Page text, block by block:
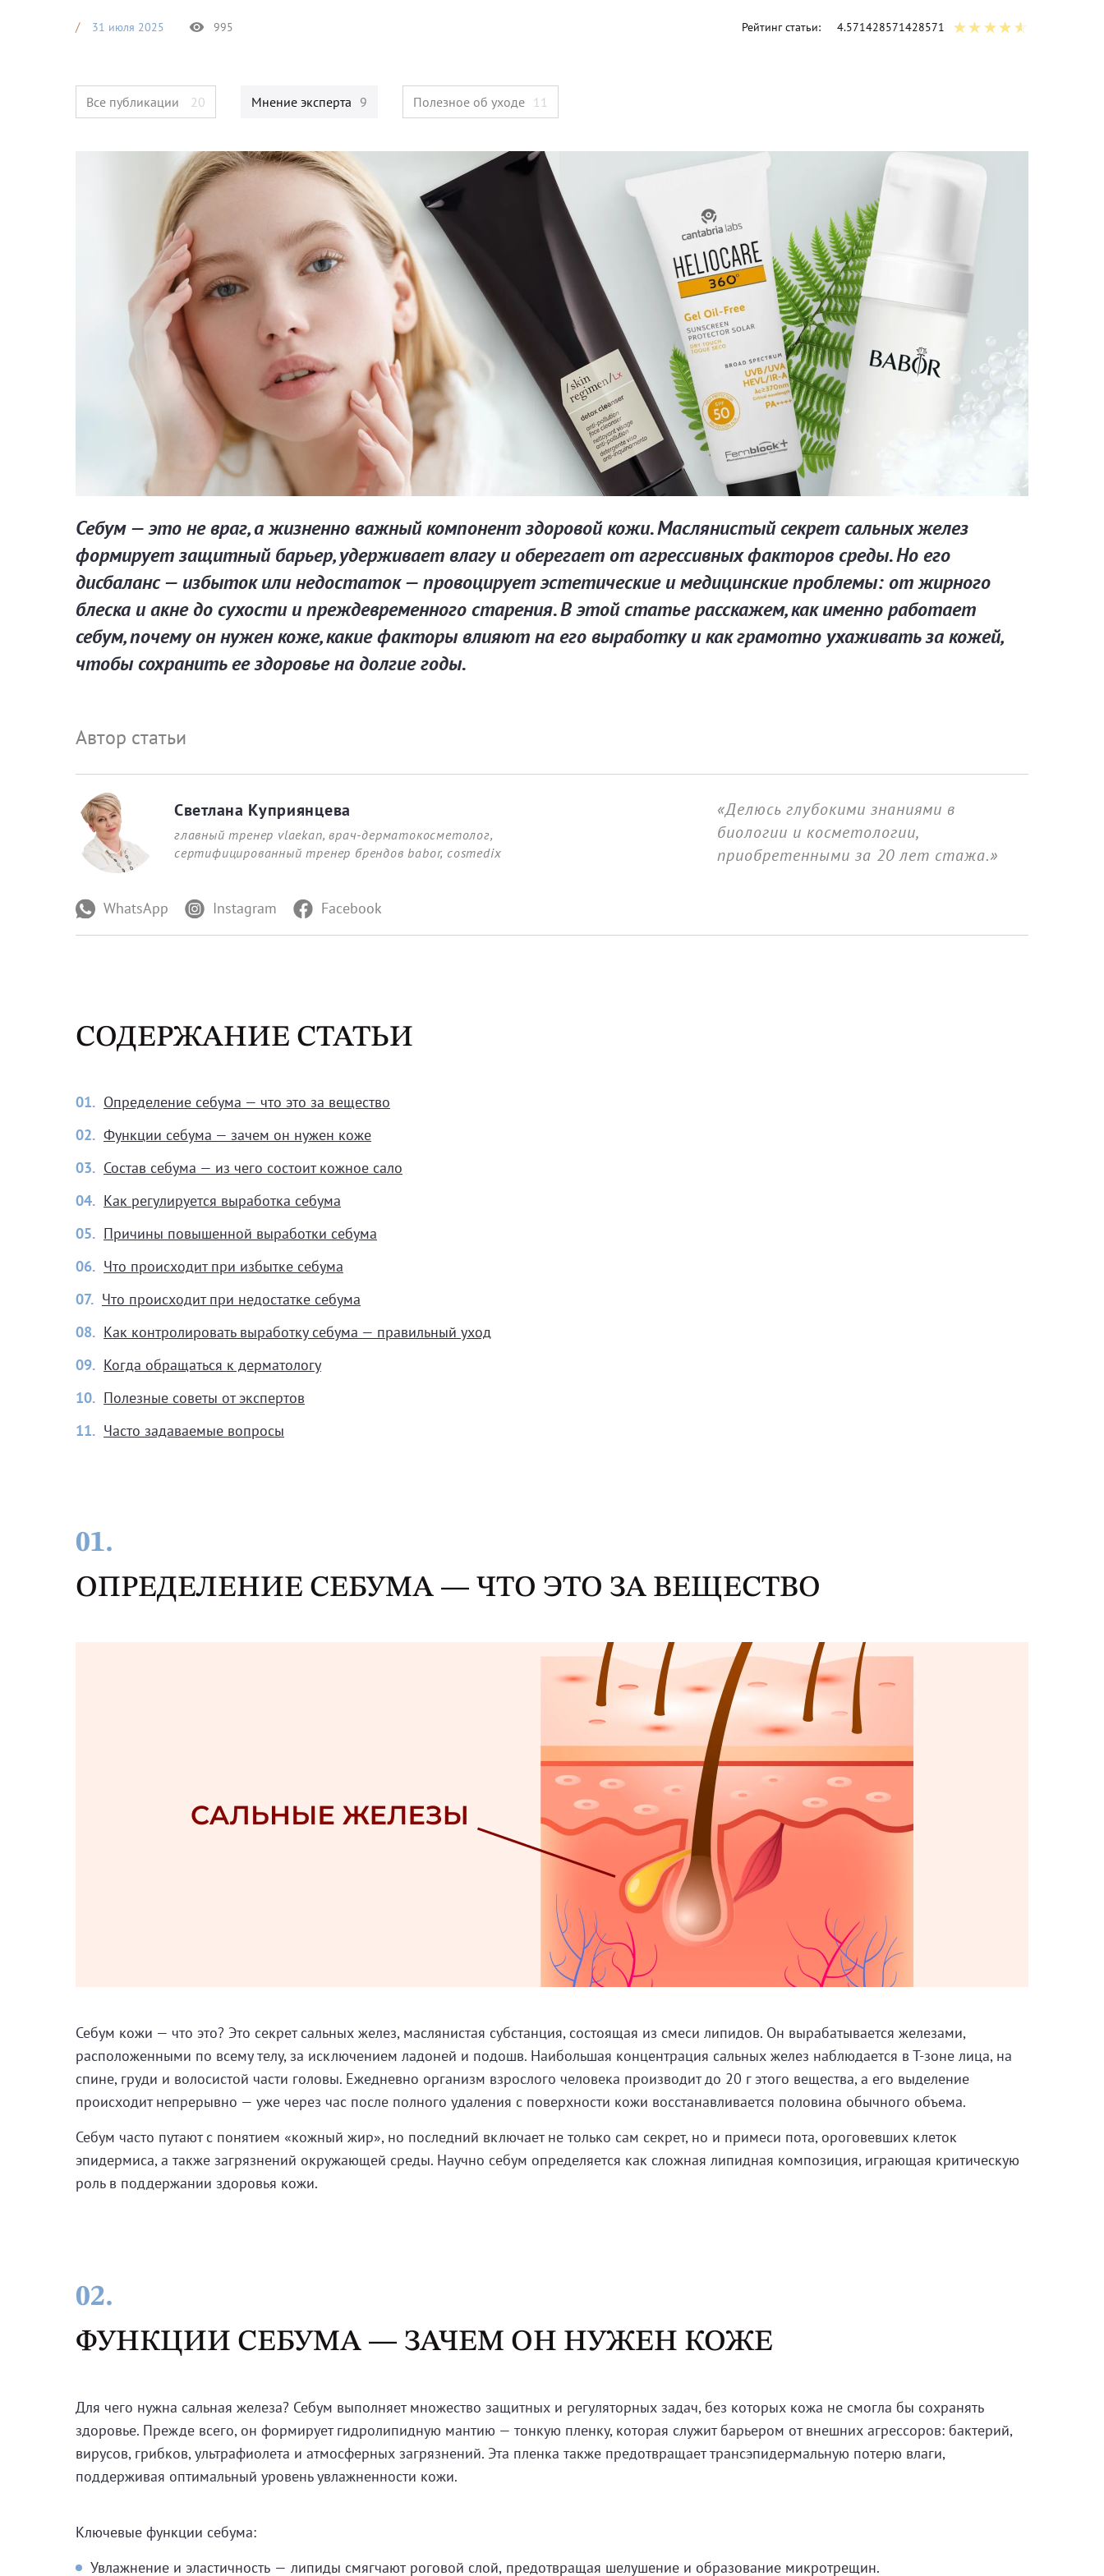
31 июля 2025 995 Рейтинг статьи: 4.571428571428571
Все публикации 20 Мнение эксперта 9 Полезное об уходе 11
Себум — это не враг, а жизненно важный компонент здоровой кожи. Маслянистый секрет сальных желез
формирует защитный барьер, удерживает влагу и оберегает от агрессивных факторов среды. Но его
дисбаланс — избыток или недостаток — провоцирует эстетические и медицинские проблемы: от жирного
блеска и акне до сухости и преждевременного старения. В этой статье расскажем, как именно работает
себум, почему он нужен коже, какие факторы влияют на его выработку и как грамотно ухаживать за кожей,
чтобы сохранить ее здоровье на долгие годы.
Автор статьи
Светлана Куприянцева
главный тренер vlaekan, врач-дерматокосметолог,
сертифицированный тренер брендов babor, cosmedix
«Делюсь глубокими знаниями в
биологии и косметологии,
приобретенными за 20 лет стажа.»
WhatsApp Instagram Facebook
СОДЕРЖАНИЕ СТАТЬИ
01. Определение себума — что это за вещество
02. Функции себума — зачем он нужен коже
03. Состав себума — из чего состоит кожное сало
04. Как регулируется выработка себума
05. Причины повышенной выработки себума
06. Что происходит при избытке себума
07. Что происходит при недостатке себума
08. Как контролировать выработку себума — правильный уход
09. Когда обращаться к дерматологу
10. Полезные советы от экспертов
11. Часто задаваемые вопросы
01.
ОПРЕДЕЛЕНИЕ СЕБУМА — ЧТО ЭТО ЗА ВЕЩЕСТВО
Себум кожи — что это? Это секрет сальных желез, маслянистая субстанция, состоящая из смеси липидов. Он вырабатывается железами,
расположенными по всему телу, за исключением ладоней и подошв. Наибольшая концентрация сальных желез наблюдается в Т-зоне лица, на
спине, груди и волосистой части головы. Ежедневно организм взрослого человека производит до 20 г этого вещества, а его выделение
происходит непрерывно — уже через час после полного удаления с поверхности кожи восстанавливается половина обычного объема.
Себум часто путают с понятием «кожный жир», но последний включает не только сам секрет, но и примеси пота, ороговевших клеток
эпидермиса, а также загрязнений окружающей среды. Научно себум определяется как сложная липидная композиция, играющая критическую
роль в поддержании здоровья кожи.
02.
ФУНКЦИИ СЕБУМА — ЗАЧЕМ ОН НУЖЕН КОЖЕ
Для чего нужна сальная железа? Себум выполняет множество защитных и регуляторных задач, без которых кожа не смогла бы сохранять
здоровье. Прежде всего, он формирует гидролипидную мантию — тонкую пленку, которая служит барьером от внешних агрессоров: бактерий,
вирусов, грибков, ультрафиолета и атмосферных загрязнений. Эта пленка также предотвращает трансэпидермальную потерю влаги,
поддерживая оптимальный уровень увлажненности кожи.
Ключевые функции себума:
Увлажнение и эластичность — липиды смягчают роговой слой, предотвращая шелушение и образование микротрещин.